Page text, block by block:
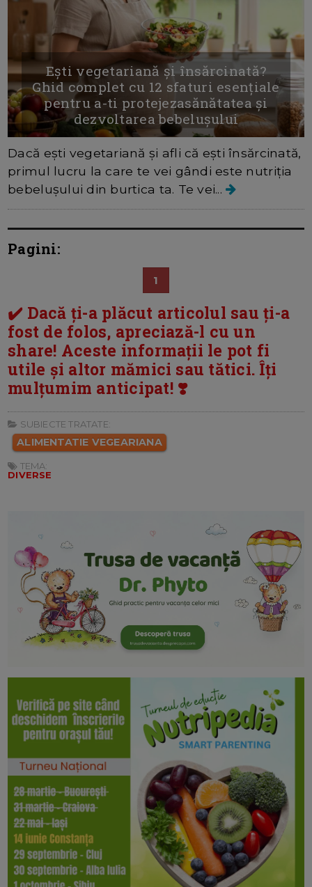
Ești vegetariană și însărcinată?
Ghid complet cu 12 sfaturi esențiale
pentru a-ti protejezasănătatea și
dezvoltarea bebelușului
Dacă ești vegetariană și afli că ești însărcinată,
primul lucru la care te vei gândi este nutriția
bebelușului din burtica ta. Te vei...
Pagini:
1
✔️ Dacă ți-a plăcut articolul sau ți-a
fost de folos, apreciază-l cu un
share! Aceste informații le pot fi
utile și altor mămici sau tătici. Îți
mulțumim anticipat! ❣️
SUBIECTE TRATATE:
ALIMENTATIE VEGEARIANA
TEMA:
DIVERSE